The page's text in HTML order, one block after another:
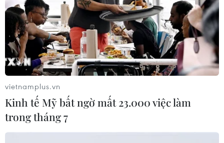
vietnamplus.vn
Kinh tế Mỹ bất ngờ mất 23.000 việc làm
trong tháng 7